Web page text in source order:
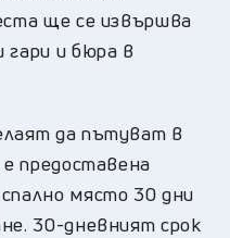
ще се извършва
и бюра в
да пътуват в
предоставена
място 30 дни
30-дневният срок